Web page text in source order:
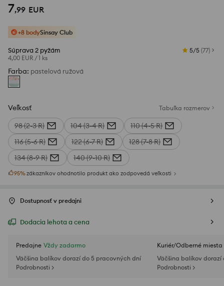
7,99 EUR
+8 bodySinsay Club
Súprava 2 pyžám
4,00 EUR /1 ks
5/5 (77)
Farba: pastelová ružová
Veľkosť Tabuľka rozmerov
98 (2-3 R) 104 (3-4 R)
110 (4-5 R)
116 (5-6 R)
122 (6-7 R)
128 (7-8 R)
134 (8-9 R)
140 (9-10 R)
95%zákazníkov ohodnotilo produkt ako zodpovedá veľkosti
Dostupnosť v predajni
Dodacia lehota a cena
Predajne Vždy zadarmo
Väčšina balíkov dorazí do 5 pracovných dní
Podrobnosti >
Kuriér/Odberné miesta
Väčšina balíkov
Podrobnosti >